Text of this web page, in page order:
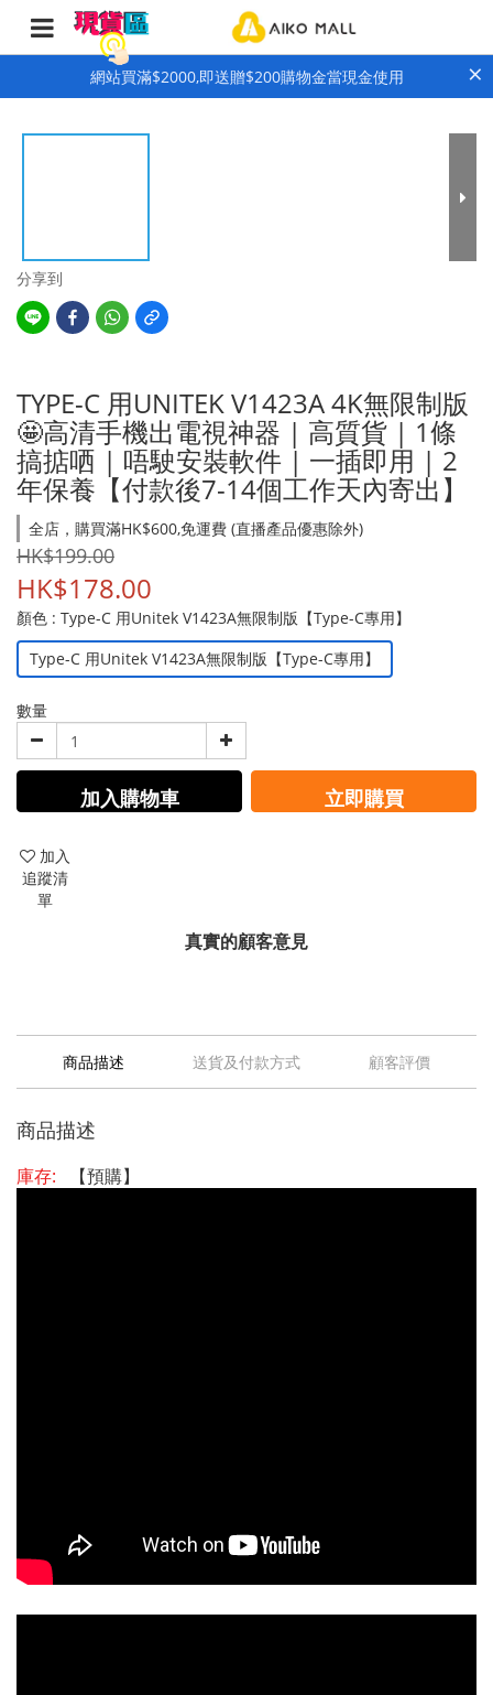
網站買滿$2000,即送贈$200購物金當現金使用 ×
分享到
TYPE-C 用UNITEK V1423A 4K無限制版
🤩高清手機出電視神器 | 高質貨 | 1條
搞掂哂 | 唔駛安裝軟件 | 一插即用 | 2
年保養【付款後7-14個工作天內寄出】
全店，購買滿HK$600,免運費 (直播產品優惠除外)
HK$199.00
HK$178.00
顏色 : Type-C 用Unitek V1423A無限制版【Type-C專用】
Type-C 用Unitek V1423A無限制版【Type-C專用】
數量
加入購物車 立即購買
加入
追蹤清
單
真實的顧客意見
商品描述 送貨及付款方式 顧客評價
商品描述
庫存: 【預購】